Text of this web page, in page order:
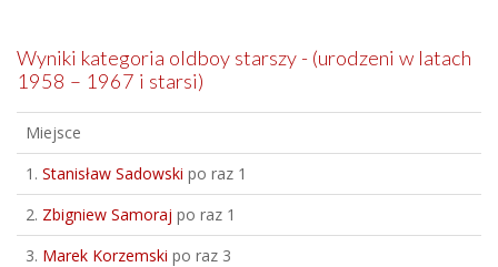
Wyniki kategoria oldboy starszy - (urodzeni w latach
1958 – 1967 i starsi)
Miejsce
1. Stanisław Sadowski po raz 1
2. Zbigniew Samoraj po raz 1
3. Marek Korzemski po raz 3